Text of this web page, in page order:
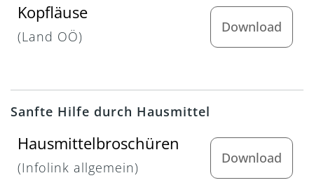
Kopfläuse
(Land OÖ)
Download
Sanfte Hilfe durch Hausmittel
Hausmittelbroschüren
(Infolink allgemein)
Download